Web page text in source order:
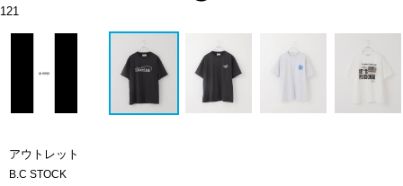
121
アウトレット
B.C STOCK